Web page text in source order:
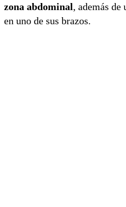
zona abdominal, además de
en uno de sus brazos.